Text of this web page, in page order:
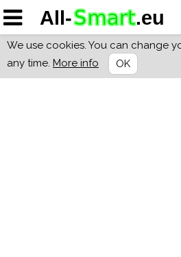
We use cookies. You can change
any time. More info OK